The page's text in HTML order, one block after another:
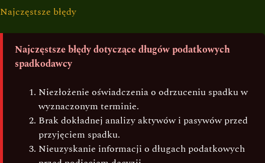
Najczęstsze błędy
Najczęstsze błędy dotyczące długów podatkowych
spadkodawcy
Niezłożenie oświadczenia o odrzuceniu spadku w
wyznaczonym terminie.
Brak dokładnej analizy aktywów i pasywów przed
przyjęciem spadku.
Nieuzyskanie informacji o długach podatkowych